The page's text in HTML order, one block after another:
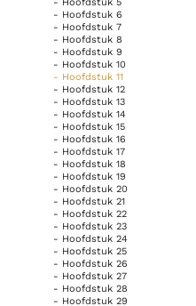
- Hoofdstuk 5
- Hoofdstuk 6
- Hoofdstuk 7
- Hoofdstuk 8
- Hoofdstuk 9
- Hoofdstuk 10
- Hoofdstuk 11
- Hoofdstuk 12
- Hoofdstuk 13
- Hoofdstuk 14
- Hoofdstuk 15
- Hoofdstuk 16
- Hoofdstuk 17
- Hoofdstuk 18
- Hoofdstuk 19
- Hoofdstuk 20
- Hoofdstuk 21
- Hoofdstuk 22
- Hoofdstuk 23
- Hoofdstuk 24
- Hoofdstuk 25
- Hoofdstuk 26
- Hoofdstuk 27
- Hoofdstuk 28
- Hoofdstuk 29